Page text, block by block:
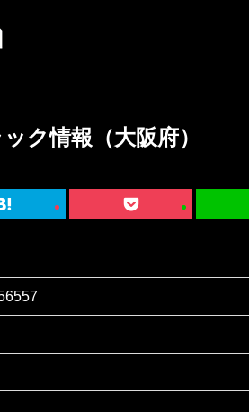
ク情報（大阪府）